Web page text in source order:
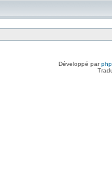
Développé par